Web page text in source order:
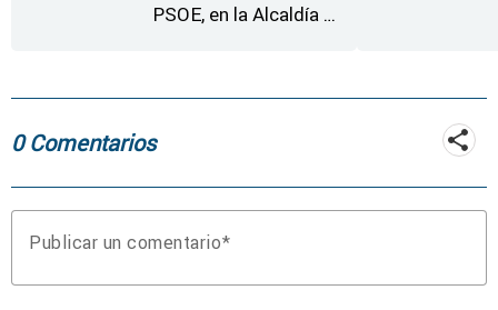
PSOE, en la Alcaldía de
0 Comentarios
Publicar un comentario